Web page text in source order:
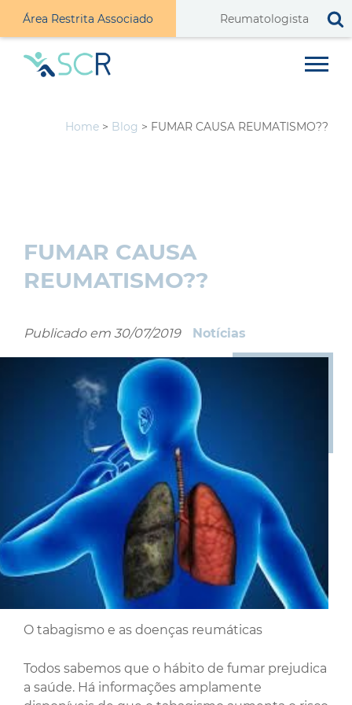
Área Restrita Associado
Home > Blog > FUMAR CAUSA REUMATISMO??
FUMAR CAUSA
REUMATISMO??
Publicado em 30/07/2019 Notícias
O tabagismo e as doenças reumáticas
Todos sabemos que o hábito de fumar prejudica
a saúde. Há informações amplamente